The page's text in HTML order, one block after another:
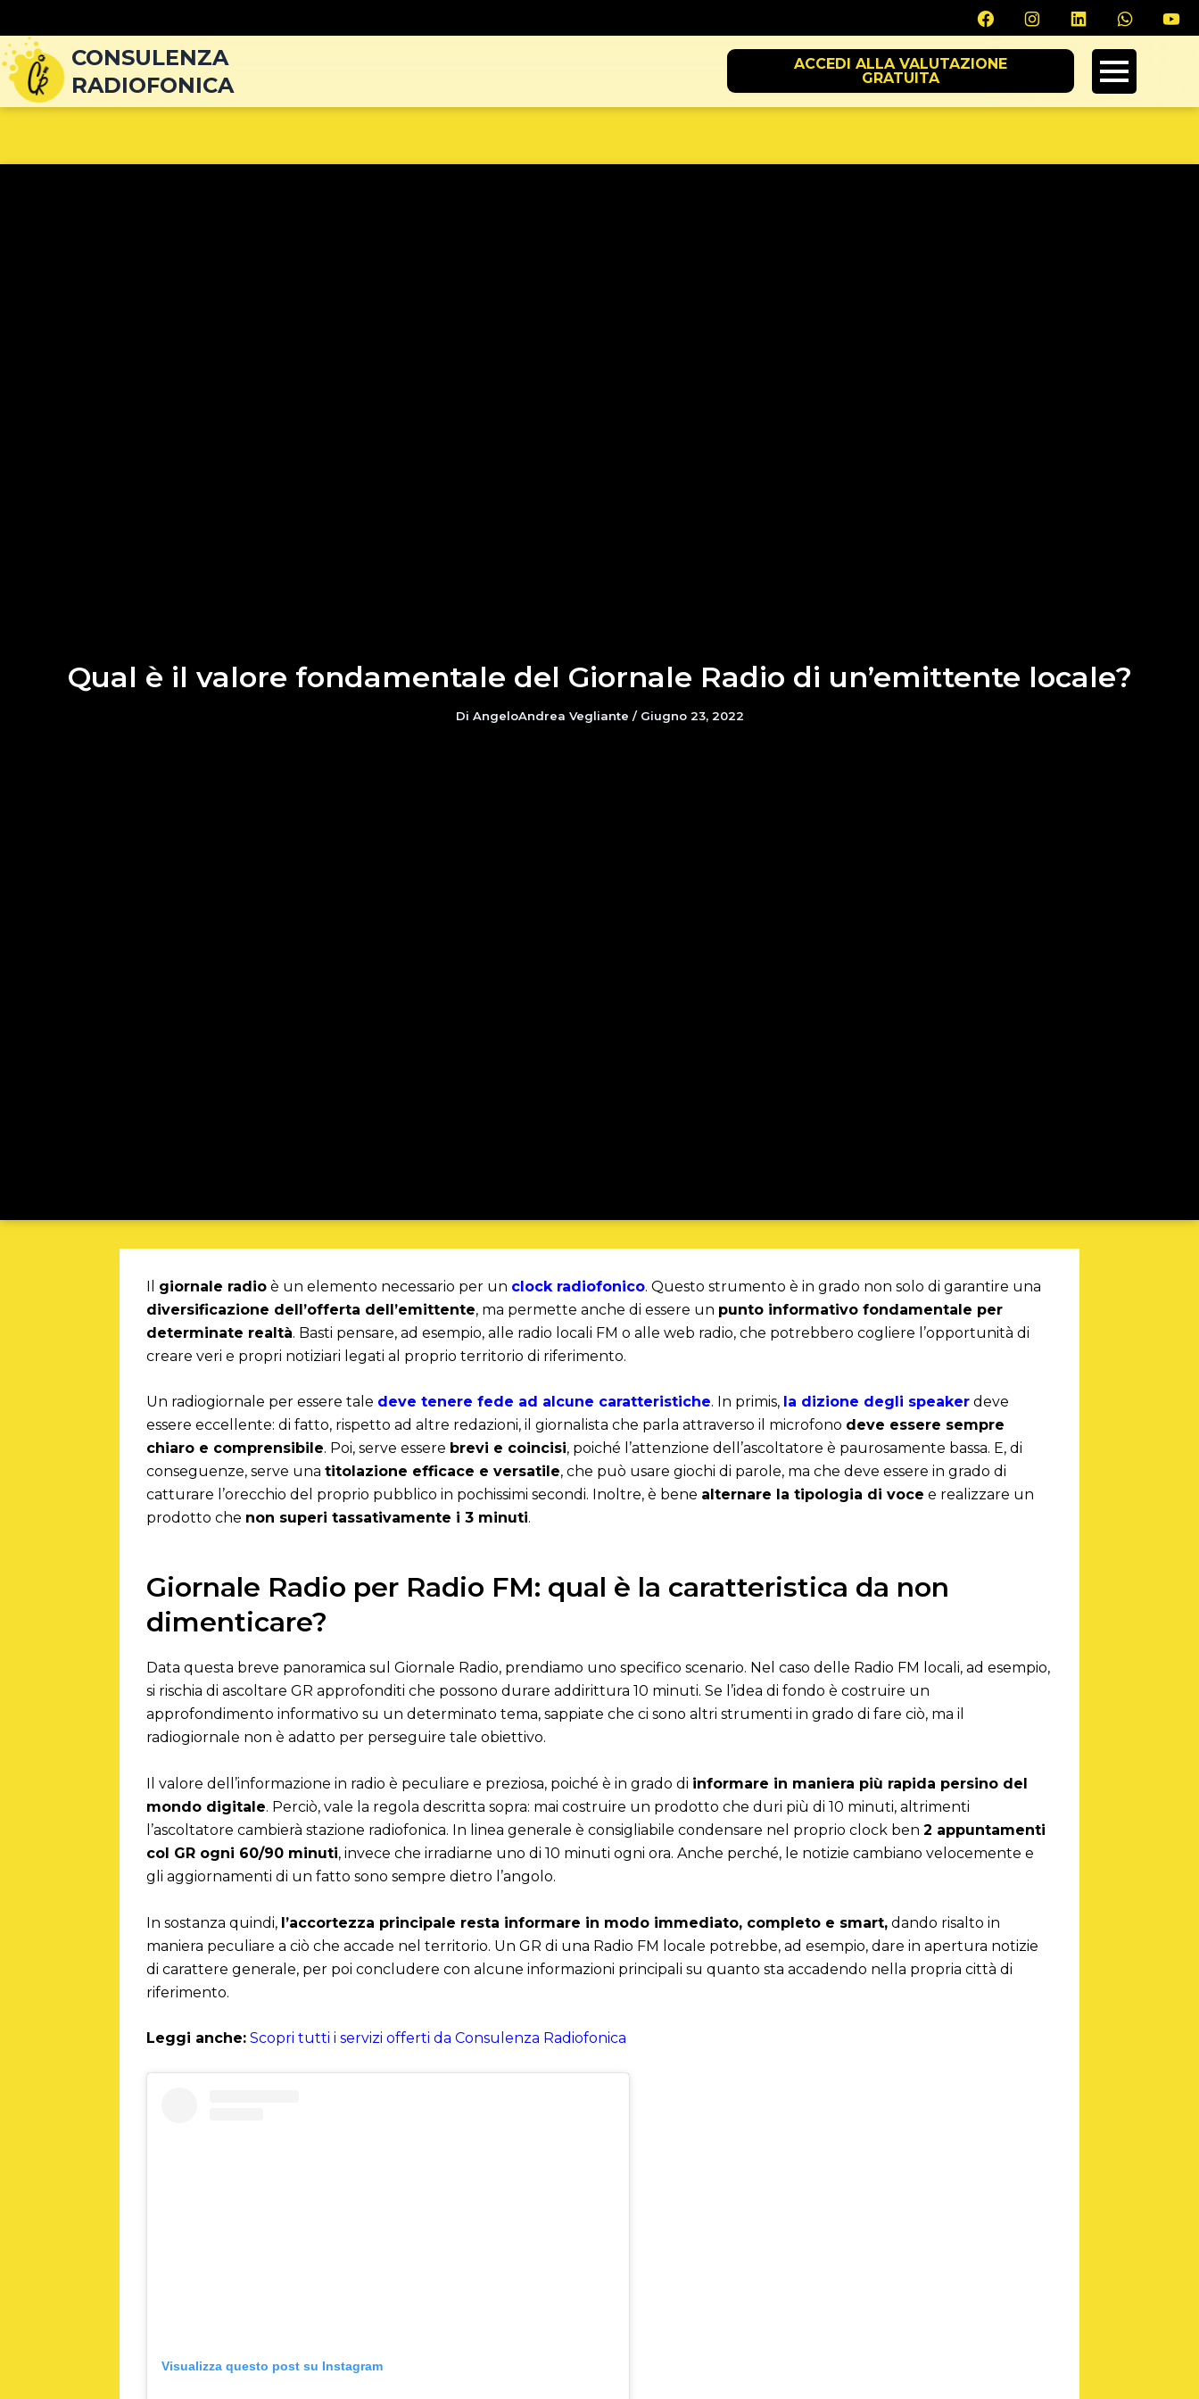
CONSULENZA
RADIOFONICA
ACCEDI ALLA VALUTAZIONE
GRATUITA
Qual è il valore fondamentale del Giornale Radio di un’emittente locale?
Di AngeloAndrea Vegliante / Giugno 23, 2022
Il giornale radio è un elemento necessario per un clock radiofonico. Questo strumento è in grado non solo di garantire una
diversificazione dell’offerta dell’emittente, ma permette anche di essere un punto informativo fondamentale per
determinate realtà. Basti pensare, ad esempio, alle radio locali FM o alle web radio, che potrebbero cogliere l’opportunità di
creare veri e propri notiziari legati al proprio territorio di riferimento.
Un radiogiornale per essere tale deve tenere fede ad alcune caratteristiche. In primis, la dizione degli speaker deve
essere eccellente: di fatto, rispetto ad altre redazioni, il giornalista che parla attraverso il microfono deve essere sempre
chiaro e comprensibile. Poi, serve essere brevi e coincisi, poiché l’attenzione dell’ascoltatore è paurosamente bassa. E, di
conseguenze, serve unatitolazione efficace e versatile, che può usare giochi di parole, ma che deve essere in grado di
catturare l’orecchio del proprio pubblico in pochissimi secondi. Inoltre, è bene alternare la tipologia di voce e realizzare un
prodotto che non superi tassativamente i 3 minuti.
Giornale Radio per Radio FM: qual è la caratteristica da non
dimenticare?
Data questa breve panoramica sul Giornale Radio, prendiamo uno specifico scenario. Nel caso delle Radio FM locali, ad esempio,
si rischia di ascoltare GR approfonditi che possono durare addirittura 10 minuti. Se l’idea di fondo è costruire un
approfondimento informativo su un determinato tema, sappiate che ci sono altri strumenti in grado di fare ciò, ma il
radiogiornale non è adatto per perseguire tale obiettivo.
Il valore dell’informazione in radio è peculiare e preziosa, poiché è in grado di informare in maniera più rapida persino del
mondo digitale. Perciò, vale la regola descritta sopra: mai costruire un prodotto che duri più di 10 minuti, altrimenti
l’ascoltatore cambierà stazione radiofonica. In linea generale è consigliabile condensare nel proprio clock ben2 appuntamenti
col GR ogni 60/90 minuti, invece che irradiarne uno di 10 minuti ogni ora. Anche perché, le notizie cambiano velocemente e
gli aggiornamenti di un fatto sono sempre dietro l’angolo.
In sostanza quindi, l’accortezza principale resta informare in modo immediato, completo e smart, dando risalto in
maniera peculiare a ciò che accade nel territorio. Un GR di una Radio FM locale potrebbe, ad esempio, dare in apertura notizie
di carattere generale, per poi concludere con alcune informazioni principali su quanto sta accadendo nella propria città di
riferimento.
Leggi anche: Scopri tutti i servizi offerti da Consulenza Radiofonica
Visualizza questo post su Instagram
articoli